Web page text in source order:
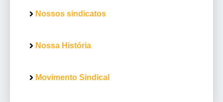
Nossos sindicatos
Nossa História
Movimento Sindical